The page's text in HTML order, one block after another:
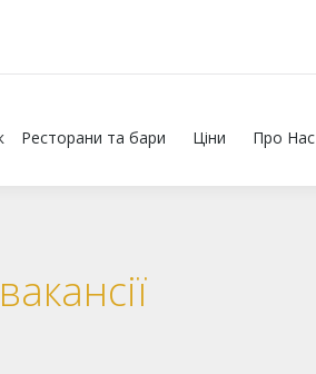
Ресторани та бари Ціни Про Нас